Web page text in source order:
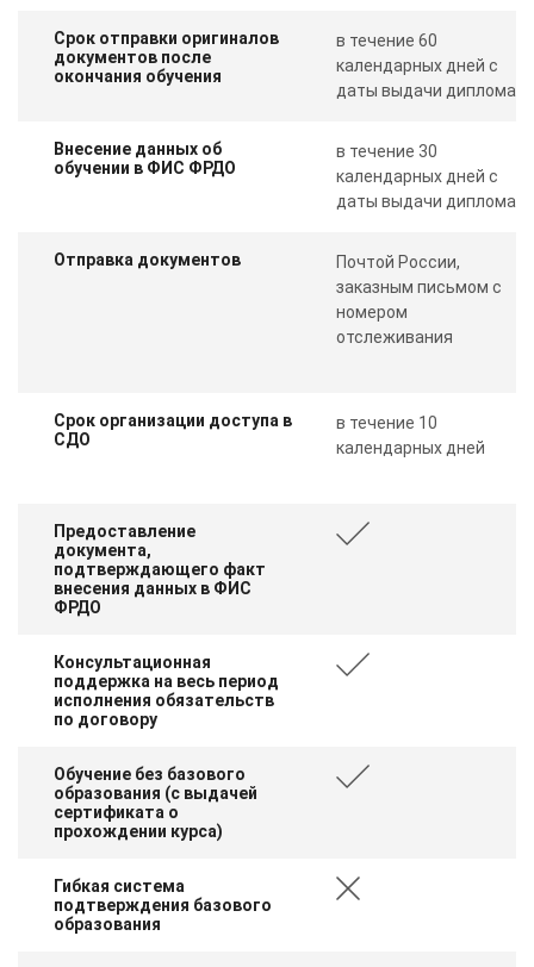
Срок отправки оригиналов
документов после
окончания обучения
в течение 60
календарных дней с
даты выдачи диплома
Внесение данных об
обучении в ФИС ФРДО
в течение 30
календарных дней с
даты выдачи диплома
Отправка документов
Почтой России,
заказным письмом с
номером
отслеживания
Срок организации доступа в
СДО
в течение 10
календарных дней
Предоставление
документа,
подтверждающего факт
внесения данных в ФИС
ФРДО
Консультационная
поддержка на весь период
исполнения обязательств
по договору
Обучение без базового
образования (с выдачей
сертификата о
прохождении курса)
Гибкая система
подтверждения базового
образования